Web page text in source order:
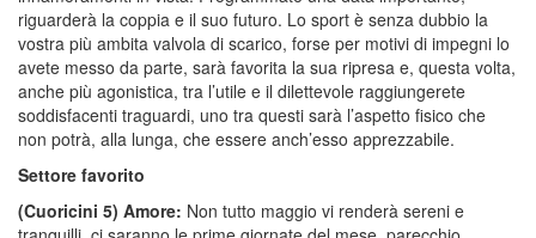
riguarderà la coppia e il suo futuro. Lo sport è senza dubbio la
vostra più ambita valvola di scarico, forse per motivi di impegni lo
avete messo da parte, sarà favorita la sua ripresa e, questa volta,
anche più agonistica, tra l’utile e il dilettevole raggiungerete
soddisfacenti traguardi, uno tra questi sarà l’aspetto fisico che
non potrà, alla lunga, che essere anch’esso apprezzabile.
Settore favorito
(Cuoricini 5) Amore: Non tutto maggio vi renderà sereni e